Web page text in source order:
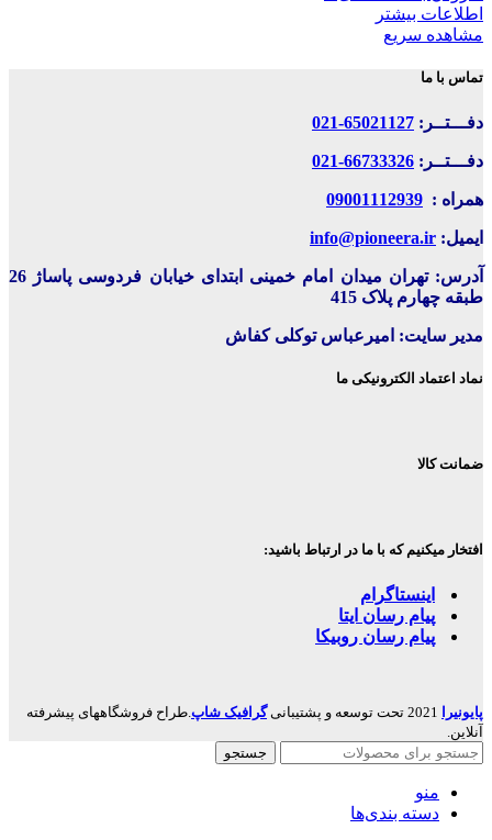
اطلاعات بیشتر
مشاهده سریع
تماس با ما
دفـــتــر: 65021127-021
دفـــتــر: 66733326-021
همراه : 09001112939
ایمیل: info@pioneera.ir
آدرس: تهران میدان امام خمینی ابتدای خیابان فردوسی پاساژ 26
طبقه چهارم پلاک 415
مدیر سایت: امیرعباس توکلی کفاش
نماد اعتماد الکترونیکی ما
ضمانت کالا
افتخار میکنیم که با ما در ارتباط باشید:
اینستاگرام
پیام رسان ایتا
پیام رسان روبیکا
پایونیرا 2021 تحت توسعه و پشتیبانی گرافیک شاپ .طراح فروشگاههای پیشرفته
آنلاین.
جستجو
منو
دسته بندی‌ها